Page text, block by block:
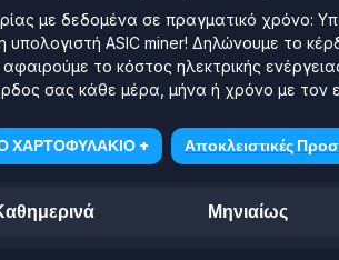
με δεδομένα σε πραγματικό χρόνο:
υπολογιστή ASIC miner! Δηλώνουμε το
το κόστος ηλεκτρικής
σας κάθε μέρα, μήνα ή χρόνο με τον
ΧΑΡΤΟΦΥΛΑΚΙΟ + Αποκλειστικές
Μηνιαίως